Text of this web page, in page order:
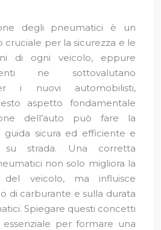
degli pneumatici è un
cruciale per la sicurezza e le
di ogni veicolo, eppure
ne sottovalutano
i nuovi automobilisti,
aspetto fondamentale
dell’auto può fare la
guida sicura ed efficiente e
su strada. Una corretta
non solo migliora la
del veicolo, ma influisce
di carburante e sulla durata
Spiegare questi concetti
per formare una